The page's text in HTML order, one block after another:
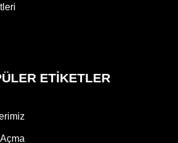
ETIKETLER